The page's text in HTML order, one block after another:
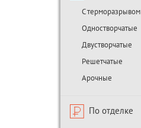
С терморазрывом
Одностворчатые
Двустворчатые
Решетчатые
Арочные
По отделке